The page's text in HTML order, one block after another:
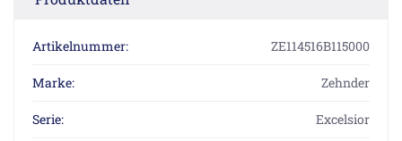
Artikelnummer: ZE114516B115000
Marke: Zehnder
Serie: Excelsior